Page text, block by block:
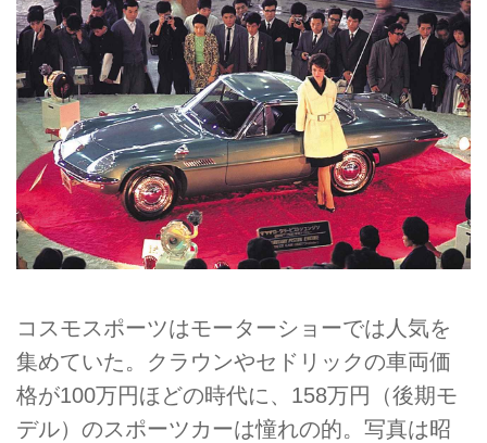
コスモスポーツはモーターショーでは人気を
集めていた。クラウンやセドリックの車両価
格が100万円ほどの時代に、158万円（後期モ
デル）のスポーツカーは憧れの的。写真は昭